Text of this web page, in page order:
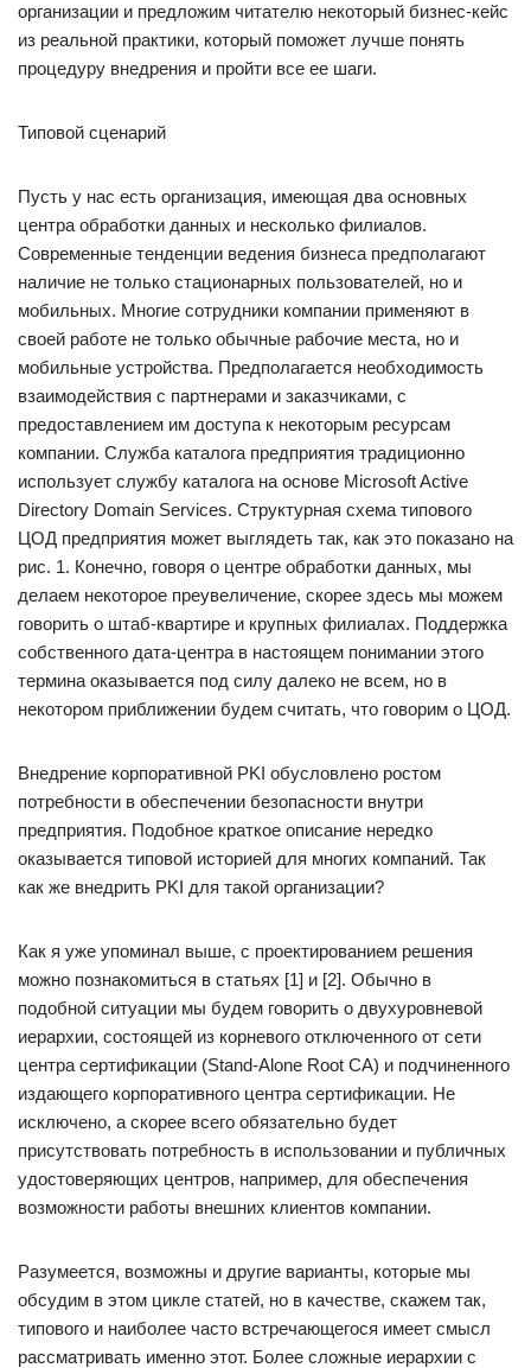
организации и предложим читателю некоторый бизнес-кейс
из реальной практики, который поможет лучше понять
процедуру внедрения и пройти все ее шаги.
Типовой сценарий
Пусть у нас есть организация, имеющая два основных
центра обработки данных и несколько филиалов.
Современные тенденции ведения бизнеса предполагают
наличие не только стационарных пользователей, но и
мобильных. Многие сотрудники компании применяют в
своей работе не только обычные рабочие места, но и
мобильные устройства. Предполагается необходимость
взаимодействия с партнерами и заказчиками, с
предоставлением им доступа к некоторым ресурсам
компании. Служба каталога предприятия традиционно
использует службу каталога на основе Microsoft Active
Directory Domain Services. Структурная схема типового
ЦОД предприятия может выглядеть так, как это показано на
рис. 1. Конечно, говоря о центре обработки данных, мы
делаем некоторое преувеличение, скорее здесь мы можем
говорить о штаб-квартире и крупных филиалах. Поддержка
собственного дата-центра в настоящем понимании этого
термина оказывается под силу далеко не всем, но в
некотором приближении будем считать, что говорим о ЦОД.
Внедрение корпоративной PKI обусловлено ростом
потребности в обеспечении безопасности внутри
предприятия. Подобное краткое описание нередко
оказывается типовой историей для многих компаний. Так
как же внедрить PKI для такой организации?
Как я уже упоминал выше, с проектированием решения
можно познакомиться в статьях [1] и [2]. Обычно в
подобной ситуации мы будем говорить о двухуровневой
иерархии, состоящей из корневого отключенного от сети
центра сертификации (Stand-Alone Root CA) и подчиненного
издающего корпоративного центра сертификации. Не
исключено, а скорее всего обязательно будет
присутствовать потребность в использовании и публичных
удостоверяющих центров, например, для обеспечения
возможности работы внешних клиентов компании.
Разумеется, возможны и другие варианты, которые мы
обсудим в этом цикле статей, но в качестве, скажем так,
типового и наиболее часто встречающегося имеет смысл
рассматривать именно этот. Более сложные иерархии с